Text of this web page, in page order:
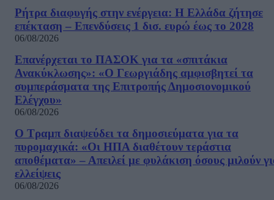
Ρήτρα διαφυγής στην ενέργεια: Η Ελλάδα ζήτησε
επέκταση – Επενδύσεις 1 δισ. ευρώ έως το 2028
06/08/2026
Επανέρχεται το ΠΑΣΟΚ για τα «σπιτάκια
Ανακύκλωσης»: «Ο Γεωργιάδης αμφισβητεί τα
συμπεράσματα της Επιτροπής Δημοσιονομικού
Ελέγχου»
06/08/2026
Ο Τραμπ διαψεύδει τα δημοσιεύματα για τα
πυρομαχικά: «Οι ΗΠΑ διαθέτουν τεράστια
αποθέματα» – Απειλεί με φυλάκιση όσους μιλούν
ελλείψεις
06/08/2026